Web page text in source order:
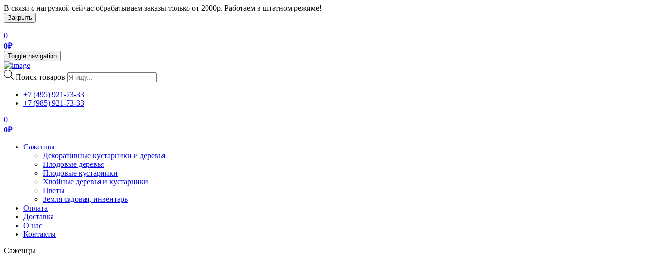
В связи с нагрузкой сейчас обрабатываем заказы только от 2000р. Работаем в штатном режиме!
Закрыть
0
0₽
Toggle navigation
Поиск товаров
+7 (495) 921-73-33
+7 (985) 921-73-33
0
0₽
Саженцы
Декоративные кустарники и деревья
Плодовые деревья
Плодовые кустарники
Хвойные деревья и кустарники
Цветы
Земля садовая, инвентарь
Оплата
Доставка
О нас
Контакты
Саженцы